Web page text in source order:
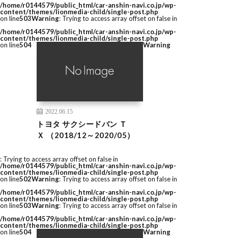
/home/r0144579/public_html/car-anshin-navi.co.jp/wp-
content/themes/lionmedia-child/single-post.php
on line503Warning: Trying to access array offset on false in
/home/r0144579/public_html/car-anshin-navi.co.jp/wp-
content/themes/lionmedia-child/single-post.php
on line504
2022.06.15
トヨタ サクシードバン Ｔ
Ｘ （2018/12～2020/05）
Warning
: Trying to access array offset on false in
/home/r0144579/public_html/car-anshin-navi.co.jp/wp-
content/themes/lionmedia-child/single-post.php
on line502Warning: Trying to access array offset on false in
/home/r0144579/public_html/car-anshin-navi.co.jp/wp-
content/themes/lionmedia-child/single-post.php
on line503Warning: Trying to access array offset on false in
/home/r0144579/public_html/car-anshin-navi.co.jp/wp-
content/themes/lionmedia-child/single-post.php
on line504 Warning